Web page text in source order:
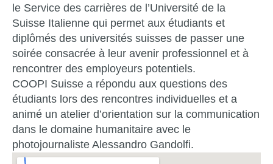
le Service des carrières de l’Université de la
Suisse Italienne qui permet aux étudiants et
diplômés des universités suisses de passer une
soirée consacrée à leur avenir professionnel et à
rencontrer des employeurs potentiels.
COOPI Suisse a répondu aux questions des
étudiants lors des rencontres individuelles et a
animé un atelier d’orientation sur la communication
dans le domaine humanitaire avec le
photojournaliste Alessandro Gandolfi.